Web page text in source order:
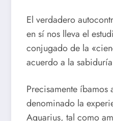
El verdadero
en sí nos lleva el
conjugado de la
acuerdo a la
Precisamente
denominado la
Aquarius, tal como